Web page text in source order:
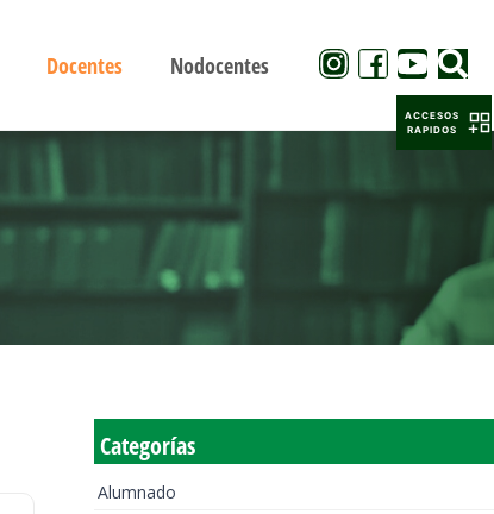
Docentes Nodocentes
Categorías
Alumnado
ACCESOS
RAPIDOS